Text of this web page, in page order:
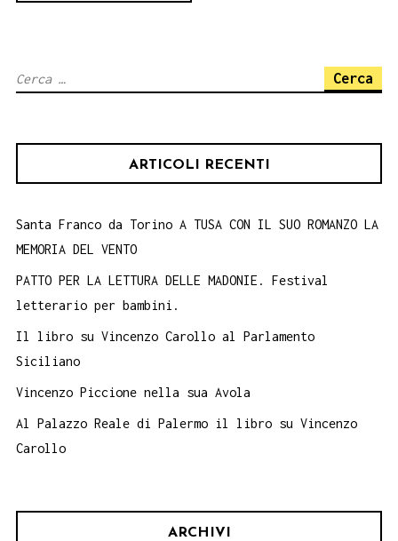
Ricerca
ARTICOLI RECENTI
Santa Franco da Torino A TUSA CON IL SUO ROMANZO LA
MEMORIA DEL VENTO
PATTO PER LA LETTURA DELLE MADONIE. Festival
letterario per bambini.
Il libro su Vincenzo Carollo al Parlamento
Siciliano
Vincenzo Piccione nella sua Avola
Al Palazzo Reale di Palermo il libro su Vincenzo
Carollo
ARCHIVI